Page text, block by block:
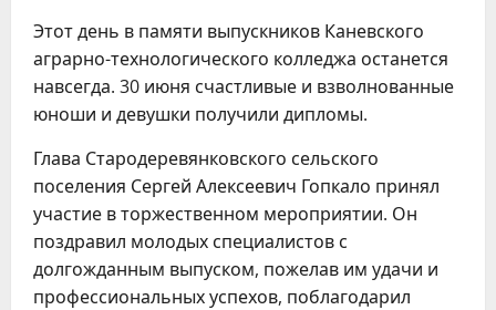
Этот день в памяти выпускников Каневского
аграрно-технологического колледжа останется
навсегда. 30 июня счастливые и взволнованные
юноши и девушки получили дипломы.
Глава Стародеревянковского сельского
поселения Сергей Алексеевич Гопкало принял
участие в торжественном мероприятии. Он
поздравил молодых специалистов с
долгожданным выпуском, пожелав им удачи и
профессиональных успехов, поблагодарил